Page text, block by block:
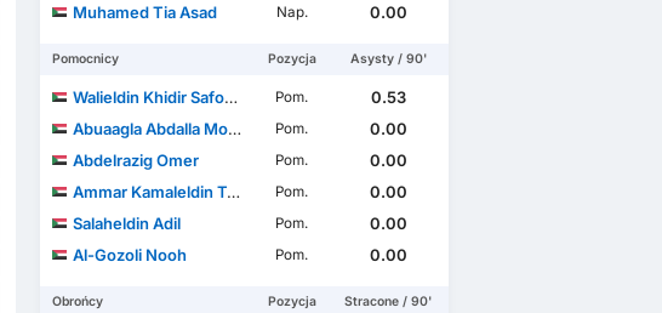
Muhamed Tia Asad
Nap. 0.00
Pomocnicy Pozycja Asysty / 90'
Walieldin Khidir Safour Daiyeen Pom.
0.53
Abuaagla Abdalla Mohamed Ahmed
Pom.
0.00
Abdelrazig Omer
Pom.
0.00
Ammar Kamaleldin Taifour
Pom.
0.00
Salaheldin Adil
Pom.
0.00
Al-Gozoli Nooh
Pom. 0.00
Obrońcy Pozycja Stracone / 90'